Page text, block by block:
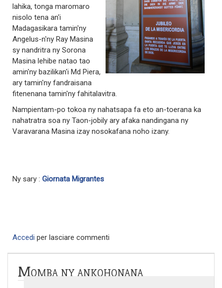
lahika, tonga maromaro
nisolo tena an'i
Madagasikara tamin'ny
Angelus-n'ny Ray Masina
sy nandritra ny Sorona
Masina lehibe natao tao
amin'ny bazilikan'i Md Piera,
ary tamin'ny fandraisana
fitenenana tamin'ny fahitalavitra.
Nampientam-po tokoa ny nahatsapa fa eto an-toerana ka
nahatratra soa ny Taon-jobily ary afaka nandingana ny
Varavarana Masina izay nosokafana noho izany.
Ny sary : Giornata Migrantes
Accedi per lasciare commenti
Momba ny ankohonana